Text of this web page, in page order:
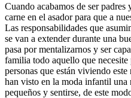
Cuando acabamos de ser
carne en el asador para que a
Las responsabilidades que
se van a extender durante una
pasa por mentalizarnos y ser
familia todo aquello que
personas que están viviendo
han visto en la moda infantil una
pequeños y sentirse, de este